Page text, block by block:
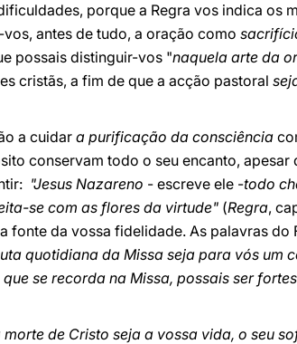
porque a Regra vos indica os
antes de tudo, a oração como
possais distinguir-vos "naquela arte da
cristãs, a fim de que a acção pastoral
a cuidar a purificação da consciência
conservam todo o seu encanto, apesar
"Jesus Nazareno - escreve ele -todo
se com as flores da virtude" (Regra,
fonte da vossa fidelidade. As palavras do
quotidiana da Missa seja para vós um
se recorda na Missa, possais ser
de Cristo seja a vossa vida, o seu